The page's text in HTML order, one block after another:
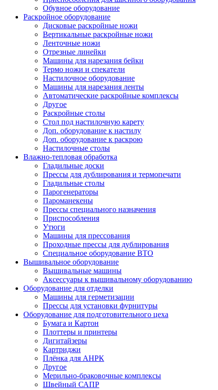
Обувное оборудование
Раскройное оборудование
Дисковые раскройные ножи
Вертикальные раскройные ножи
Ленточные ножи
Отрезные линейки
Машины для нарезания бейки
Термо ножи и спекатели
Настилочное оборудование
Машины для нарезания ленты
Автоматические раскройные комплексы
Другое
Раскройные столы
Стол под настилочную карету
Доп. оборудование к настилу
Доп. оборудование к раскрою
Настилочные столы
Влажно-тепловая обработка
Гладильные доски
Прессы для дублирования и термопечати
Гладильные столы
Парогенераторы
Пароманекены
Прессы специального назначения
Приспособления
Утюги
Машины для прессования
Проходные прессы для дублирования
Специальное оборудование ВТО
Вышивальное оборудование
Вышивальные машины
Аксессуары к вышивальному оборудованию
Оборудование для отделки
Машины для герметизации
Прессы для установки фурнитуры
Оборудование для подготовительного цеха
Бумага и Картон
Плоттеры и принтеры
Дигитайзеры
Картриджи
Плёнка для АНРК
Другое
Мерильно-браковочные комплексы
Швейный САПР